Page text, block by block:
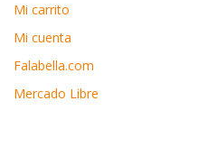
Mi carrito
Mi cuenta
Falabella.com
Mercado Libre